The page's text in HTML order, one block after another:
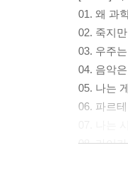
01. 왜 과
02. 죽지
03. 우주
04. 음악
05. 나는
06. 파르
08. 라이